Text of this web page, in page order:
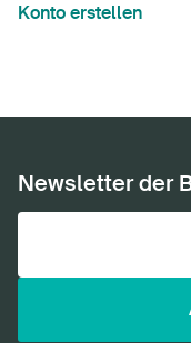
Konto erstellen
Newsletter der